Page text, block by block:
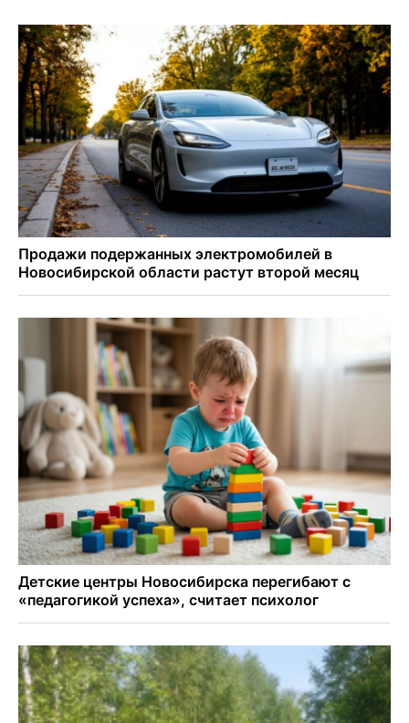
Знаменитый орангутан Бату отметил юбилей в
новосибирском зоопарке
Новосибирские хирурги спасли сердце восьмиклассницы
с донорским клапаном